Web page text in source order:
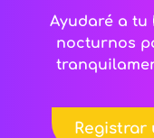
Ayudaré a tu
nocturnos